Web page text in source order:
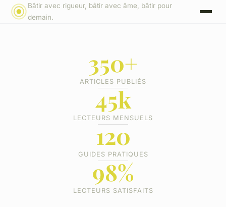
Bâtir avec rigueur, bâtir avec âme, bâtir pour
demain.
350+
ARTICLES PUBLIÉS
45k
LECTEURS MENSUELS
120
GUIDES PRATIQUES
98%
LECTEURS SATISFAITS